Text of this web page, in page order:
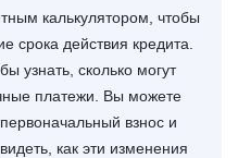
калькулятором, чтобы
срока действия кредита.
узнать, сколько могут
платежи. Вы можете
взнос и
как эти изменения